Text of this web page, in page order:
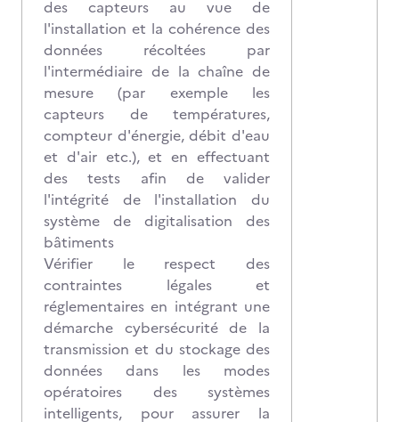
des capteurs au vue de
l'installation et la cohérence des
données récoltées par
l'intermédiaire de la chaîne de
mesure (par exemple les
capteurs de températures,
compteur d'énergie, débit d'eau
et d'air etc.), et en effectuant
des tests afin de valider
l'intégrité de l'installation du
système de digitalisation des
bâtiments
Vérifier le respect des
contraintes légales et
réglementaires en intégrant une
démarche cybersécurité de la
transmission et du stockage des
données dans les modes
opératoires des systèmes
intelligents, pour assurer la